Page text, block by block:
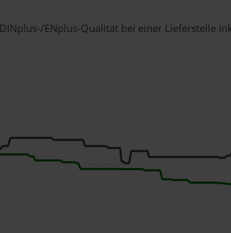
ENplus-Qualität bei einer Lieferstelle